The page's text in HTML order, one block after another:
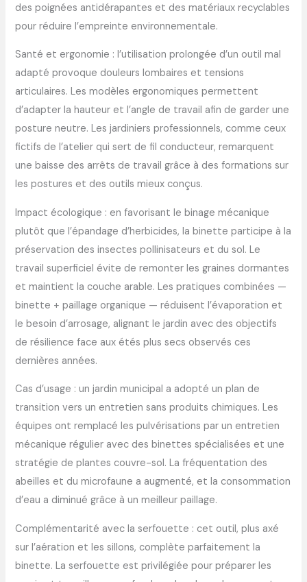
des poignées antidérapantes et des matériaux recyclables
pour réduire l’empreinte environnementale.
Santé et ergonomie : l’utilisation prolongée d’un outil mal
adapté provoque douleurs lombaires et tensions
articulaires. Les modèles ergonomiques permettent
d’adapter la hauteur et l’angle de travail afin de garder une
posture neutre. Les jardiniers professionnels, comme ceux
fictifs de l’atelier qui sert de fil conducteur, remarquent
une baisse des arrêts de travail grâce à des formations sur
les postures et des outils mieux conçus.
Impact écologique : en favorisant le binage mécanique
plutôt que l’épandage d’herbicides, la binette participe à la
préservation des insectes pollinisateurs et du sol. Le
travail superficiel évite de remonter les graines dormantes
et maintient la couche arable. Les pratiques combinées —
binette + paillage organique — réduisent l’évaporation et
le besoin d’arrosage, alignant le jardin avec des objectifs
de résilience face aux étés plus secs observés ces
dernières années.
Cas d’usage : un jardin municipal a adopté un plan de
transition vers un entretien sans produits chimiques. Les
équipes ont remplacé les pulvérisations par un entretien
mécanique régulier avec des binettes spécialisées et une
stratégie de plantes couvre-sol. La fréquentation des
abeilles et du microfaune a augmenté, et la consommation
d’eau a diminué grâce à un meilleur paillage.
Complémentarité avec la serfouette : cet outil, plus axé
sur l’aération et les sillons, complète parfaitement la
binette. La serfouette est privilégiée pour préparer les